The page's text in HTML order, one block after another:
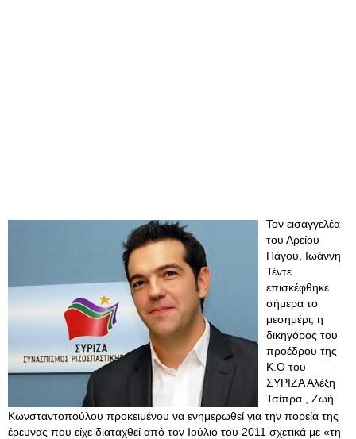
Τον εισαγγελέα
του Αρείου
Πάγου, Ιωάννη
Τέντε
επισκέφθηκε
σήμερα το
μεσημέρι, η
δικηγόρος του
προέδρου της
Κ.Ο του
ΣΥΡΙΖΑ Αλέξη
Τσίπρα , Ζωή
Κωνσταντοπούλου προκειμένου να ενημερωθεί για την πορεία της
έρευνας που είχε διαταχθεί από τον Ιούλιο του 2011 σχετικά με «τη